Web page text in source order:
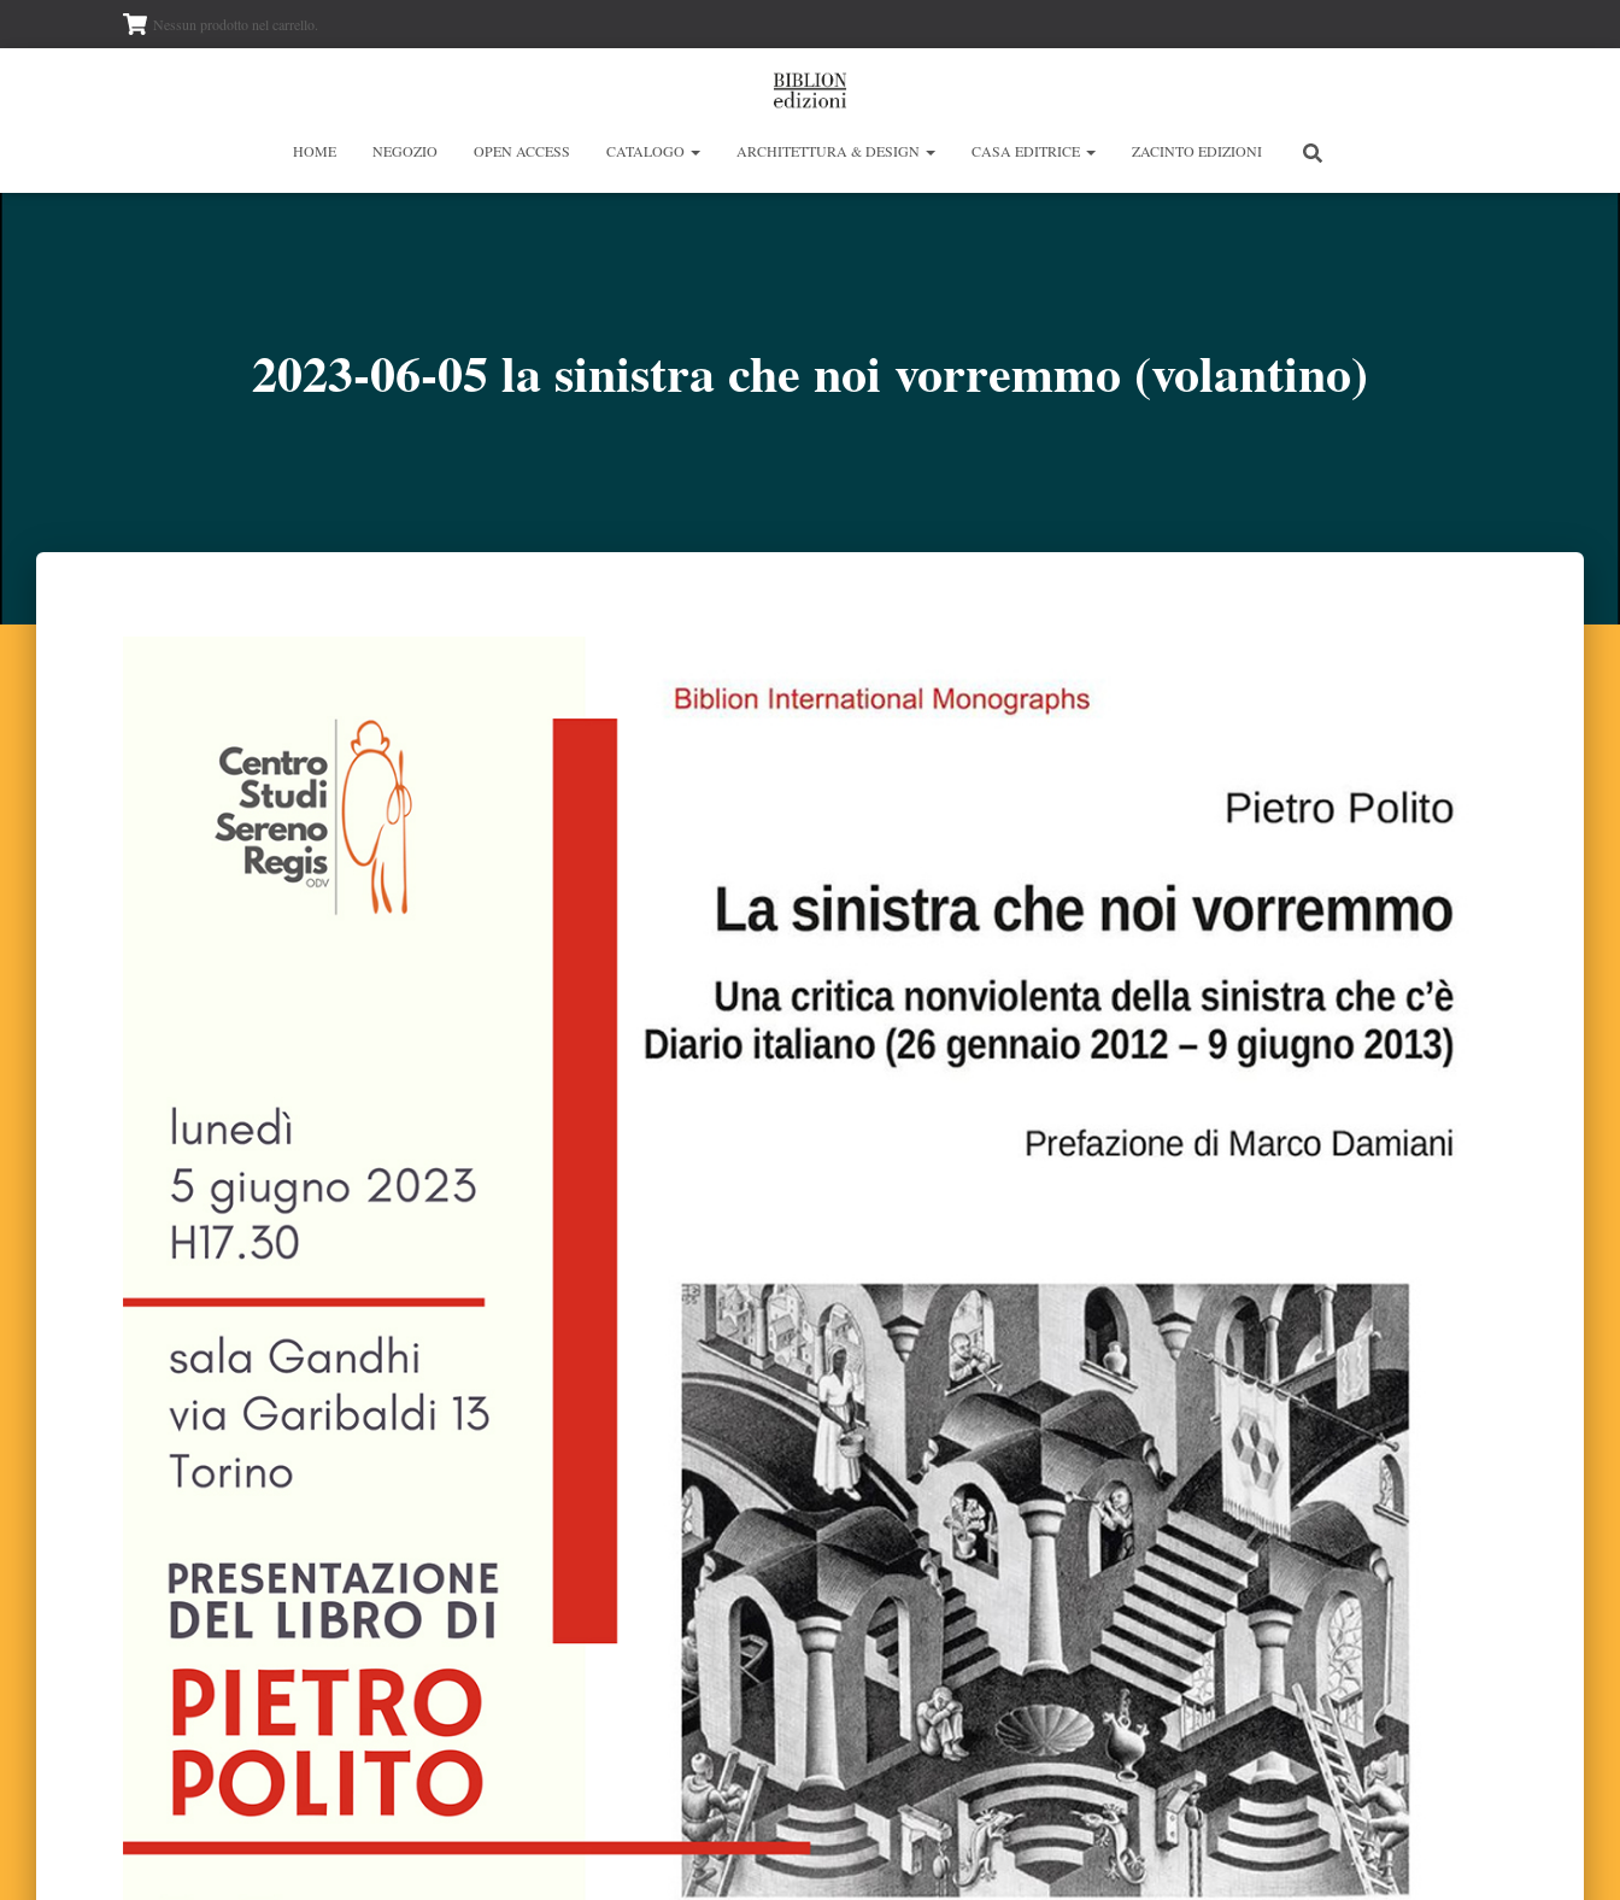
Nessun prodotto nel carrello.
HOME NEGOZIO OPEN ACCESS CATALOGO ARCHITETTURA & DESIGN CASA EDITRICE ZACINTO EDIZIONI
2023-06-05 la sinistra che noi vorremmo (volantino)